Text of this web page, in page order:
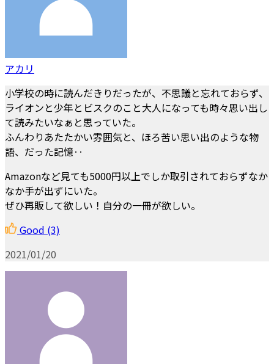
アカリ
小学校の時に読んだきりだったが、不思議と忘れておらず、
ライオンと少年とビスクのこと大人になっても時々思い出し
て読みたいなぁと思っていた。
ふんわりあたたかい雰囲気と、ほろ苦い思い出のような物
語、だった記憶‥
Amazonなど見ても5000円以上でしか取引されておらずなか
なか手が出ずにいた。
ぜひ再販して欲しい！自分の一冊が欲しい。
Good (3)
2021/01/20